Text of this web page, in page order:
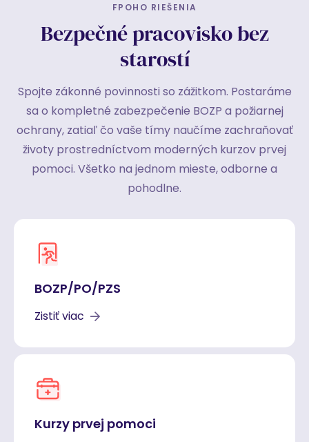
FPOHO RIEŠENIA
Bezpečné pracovisko bez
starostí
Spojte zákonné povinnosti so zážitkom. Postaráme
sa o kompletné zabezpečenie BOZP a požiarnej
ochrany, zatiaľ čo vaše tímy naučíme zachraňovať
životy prostredníctvom moderných kurzov prvej
pomoci. Všetko na jednom mieste, odborne a
pohodlne.
BOZP/PO/PZS
Zistiť viac
Kurzy prvej pomoci